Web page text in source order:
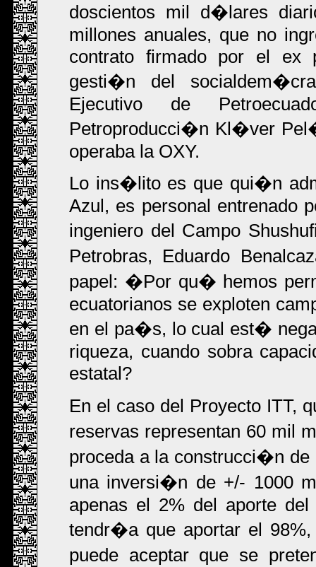
doscientos mil d�lares
millones anuales, que no
contrato firmado por el ex
gesti�n del
Ejecutivo de
Petroproducci�n Kl�ver
operaba la OXY.
Lo ins�lito es que qui�n
Azul, es personal entrenado
ingeniero del Campo
Petrobras, Eduardo
papel: �Por qu� hemos
ecuatorianos se exploten
en el pa�s, lo cual est�
riqueza, cuando sobra
estatal?
En el caso del Proyecto ITT,
reservas representan 60 mil
proceda a la construcci�n
una inversi�n de +/- 1000
apenas el 2% del aporte
tendr�a que aportar el
puede aceptar que se